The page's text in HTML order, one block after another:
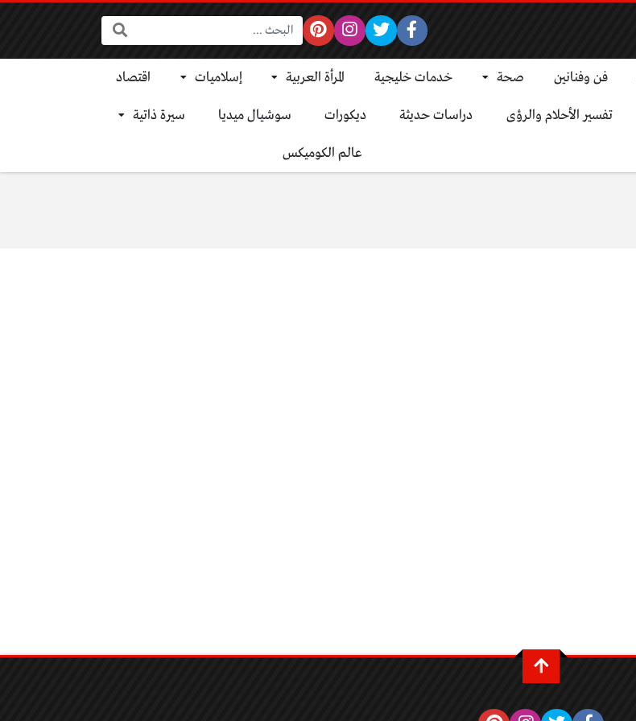
البحث:
فن وفنانين صحة خدمات خليجية المرأة العربية إسلاميات اقتصاد
تفسير الأحلام والرؤى دراسات حديثة ديكورات سوشيال ميديا سيرة ذاتية
عالم الكوميكس